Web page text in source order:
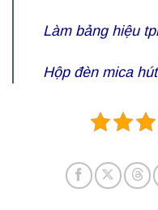
Làm bảng hiệu
Hộp đèn mica